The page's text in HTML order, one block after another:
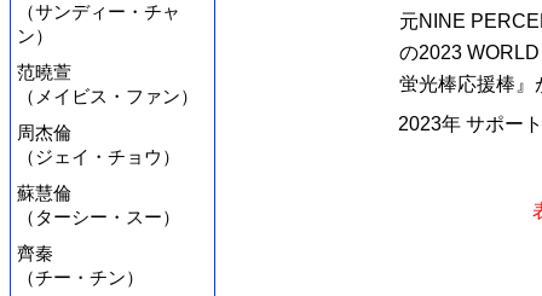
（サンディー・チャ
ン）
范曉萱
（メイビス・ファン）
周杰倫
（ジェイ・チョウ）
蘇慧倫
（ターシー・スー）
齊秦
（チー・チン）
元NINE
の2023
蛍光棒応援棒
2023年 サポー